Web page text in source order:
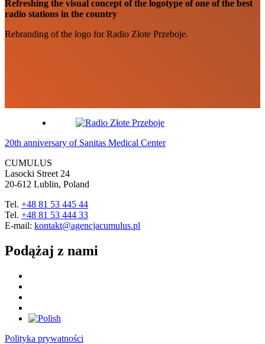
Refreshing the visual concept of the logotype of one of the best
radio stations in the country
Rebranding of the logo for Radio Złote Przeboje.
20th anniversary of Sanitas Medical Center
CUMULUS
Lasocki Street 24
20-612 Lublin, Poland
Tel. +48 81 53 445 44
Tel. +48 81 53 444 33
E-mail: kontakt@agencjacumulus.pl
Podążaj z nami
Polityka prywatności